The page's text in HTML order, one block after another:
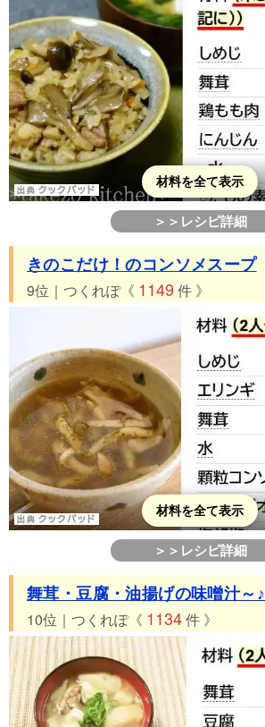
材料を全て表示
＞＞レシピ詳細
きのこだけ！のコンソメスープ
9位｜つくれぽ《 1149 件 》
材料を全て表示
＞＞レシピ詳細
舞茸・豆腐・油揚げの味噌汁～♪
10位｜つくれぽ《 1134件 》